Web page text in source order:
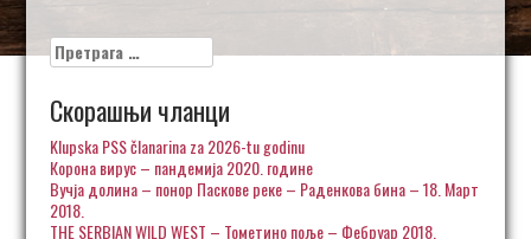
Претрага
за:
Скорашњи чланци
Klupska PSS članarina za 2026-tu godinu
Корона вирус – пандемија 2020. године
Вучја долина – понор Паскове реке – Раденкова бина – 18. Март
2018.
THE SERBIAN WILD WEST – Тометино поље – Фебруар 2018.